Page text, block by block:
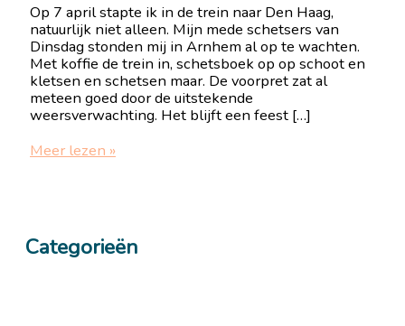
Op 7 april stapte ik in de trein naar Den Haag,
natuurlijk niet alleen. Mijn mede schetsers van
Dinsdag stonden mij in Arnhem al op te wachten.
Met koffie de trein in, schetsboek op op schoot en
kletsen en schetsen maar. De voorpret zat al
meteen goed door de uitstekende
weersverwachting. Het blijft een feest […]
Sketchday
Meer lezen »
Categorieën